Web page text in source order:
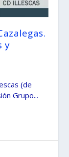
y
(de
Grupo...